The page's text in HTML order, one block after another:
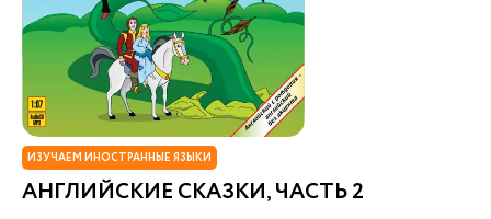
ИЗУЧАЕМ ИНОСТРАННЫЕ ЯЗЫКИ
АНГЛИЙСКИЕ СКАЗКИ, ЧАСТЬ 2